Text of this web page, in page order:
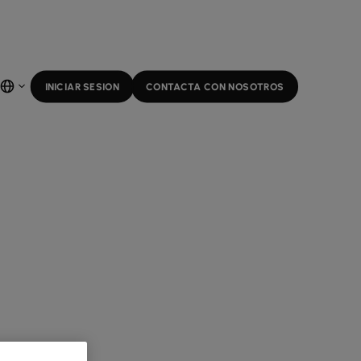
INICIAR SESION CONTACTA CON NOSOTROS